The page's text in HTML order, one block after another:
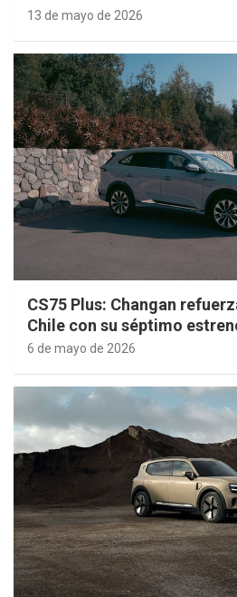
13 de mayo de 2026
CS75 Plus: Changan
Chile con su séptimo
6 de mayo de 2026